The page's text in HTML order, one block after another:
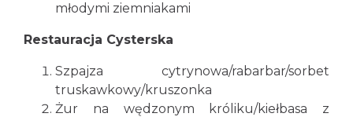
młodymi ziemniakami
Restauracja Cysterska
Szpajza cytrynowa/rabarbar/sorbet
truskawkowy/kruszonka
Żur na wędzonym króliku/kiełbasa z